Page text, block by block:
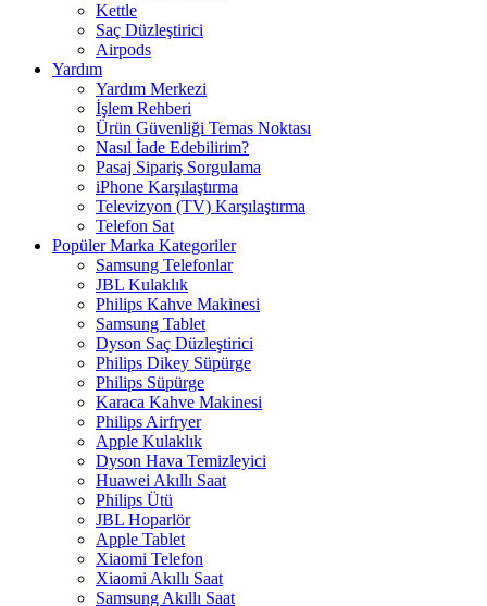
Kettle
Saç Düzleştirici
Airpods
Yardım
Yardım Merkezi
İşlem Rehberi
Ürün Güvenliği Temas Noktası
Nasıl İade Edebilirim?
Pasaj Sipariş Sorgulama
iPhone Karşılaştırma
Televizyon (TV) Karşılaştırma
Telefon Sat
Popüler Marka Kategoriler
Samsung Telefonlar
JBL Kulaklık
Philips Kahve Makinesi
Samsung Tablet
Dyson Saç Düzleştirici
Philips Dikey Süpürge
Philips Süpürge
Karaca Kahve Makinesi
Philips Airfryer
Apple Kulaklık
Dyson Hava Temizleyici
Huawei Akıllı Saat
Philips Ütü
JBL Hoparlör
Apple Tablet
Xiaomi Telefon
Xiaomi Akıllı Saat
Samsung Akıllı Saat